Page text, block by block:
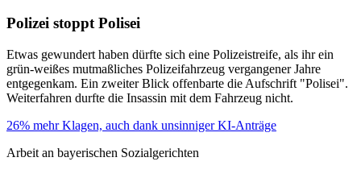
Polizei stoppt Polisei
Etwas gewundert haben dürfte sich eine Polizeistreife, als ihr ein
grün-weißes mutmaßliches Polizeifahrzeug vergangener Jahre
entgegenkam. Ein zweiter Blick offenbarte die Aufschrift "Polisei".
Weiterfahren durfte die Insassin mit dem Fahrzeug nicht.
26% mehr Klagen, auch dank unsinniger KI-Anträge
Arbeit an bayerischen Sozialgerichten